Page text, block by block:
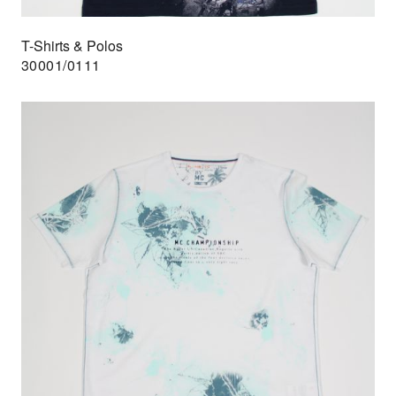
T-Shirts & Polos
30001/0111